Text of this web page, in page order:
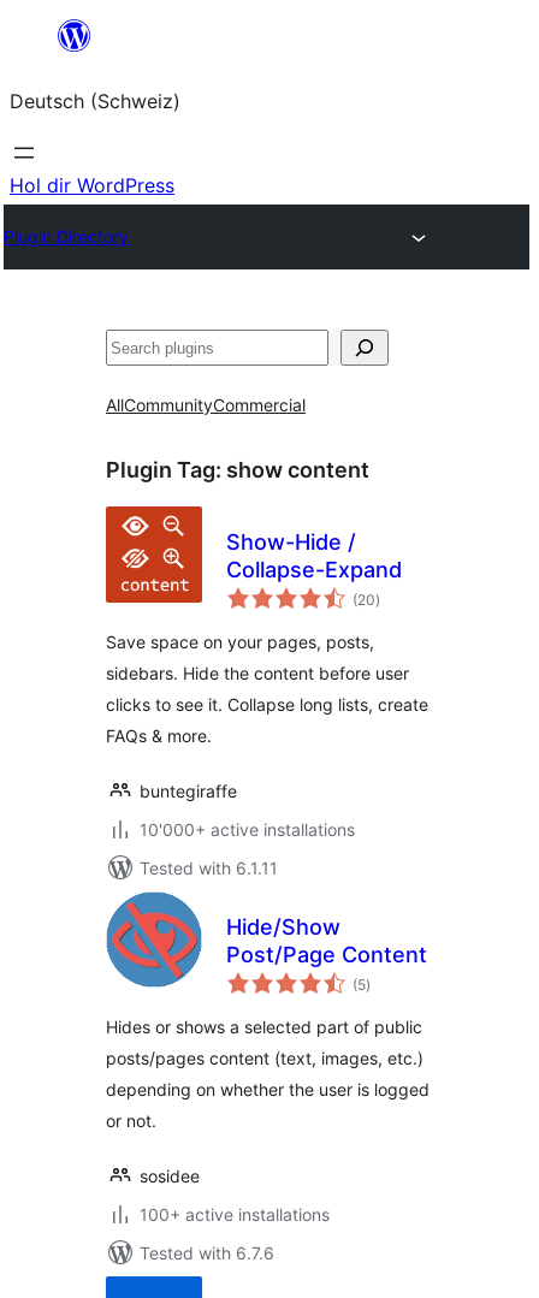
springen
Deutsch (Schweiz)
Hol dir WordPress
Plugin Directory
Suchen
AllCommunityCommercial
Plugin Tag: show content
Show-Hide /
Collapse-Expand
(20total
ratings
)
Save space on your pages, posts,
sidebars. Hide the content before user
clicks to see it. Collapse long lists, create
FAQs & more.
buntegiraffe
10'000+ active installations
Tested with 6.1.11
Hide/Show
Post/Page Content
(5total
ratings
)
Hides or shows a selected part of public
posts/pages content (text, images, etc.)
depending on whether the user is logged
or not.
sosidee
100+ active installations
Tested with 6.7.6